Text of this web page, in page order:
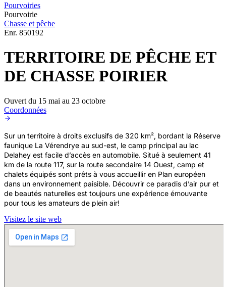
Pourvoiries
Pourvoirie
Chasse et pêche
Enr. 850192
TERRITOIRE DE PÊCHE ET
DE CHASSE POIRIER
Ouvert du 15 mai au 23 octobre
Coordonnées
Sur un territoire à droits exclusifs de 320 km², bordant la Réserve
faunique La Vérendrye au sud-est, le camp principal au lac
Delahey est facile d’accès en automobile. Situé à seulement 41
km de la route 117, sur la route secondaire 14 Ouest, camp et
chalets équipés sont prêts à vous accueillir en Plan européen
dans un environnement paisible. Découvrir ce paradis d’air pur et
de beautés naturelles est toujours une expérience émouvante
pour tous les amateurs de plein air!
Visitez le site web